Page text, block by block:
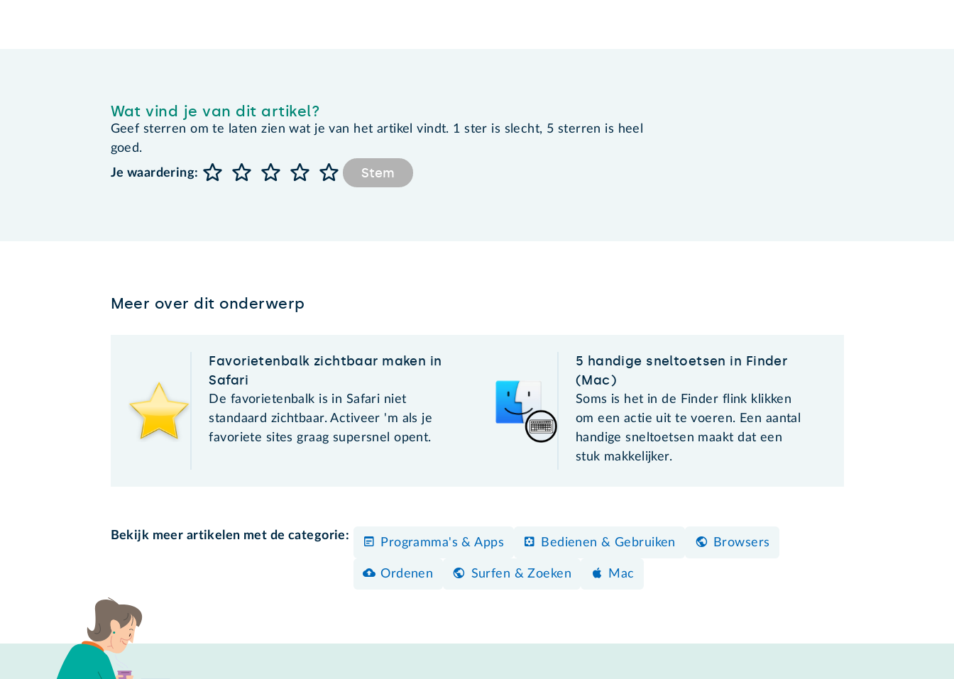
Wat vind je van dit artikel?
Geef sterren om te laten zien wat je van het artikel vindt. 1 ster is slecht, 5 sterren is heel
goed.
Je waardering:
Stem
Meer over dit onderwerp
Favorietenbalk zichtbaar maken in
Safari
De favorietenbalk is in Safari niet
standaard zichtbaar. Activeer 'm als je
favoriete sites graag supersnel opent.
5 handige sneltoetsen in Finder
(Mac)
Soms is het in de Finder flink klikken
om een actie uit te voeren. Een aantal
handige sneltoetsen maakt dat een
stuk makkelijker.
Bekijk meer artikelen met de categorie:
Programma's & Apps Bedienen & Gebruiken Browsers
Ordenen Surfen & Zoeken Mac